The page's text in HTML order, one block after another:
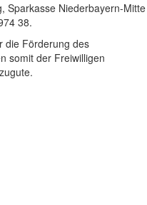
Sparkasse Niederbayern-Mitte
38.
die Förderung des
somit der Freiwilligen